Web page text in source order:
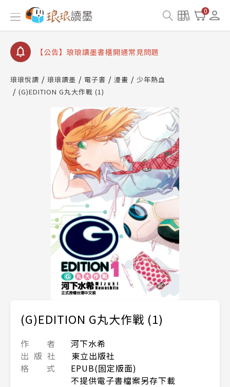
0
【公告】琅琅書店服務升級重要說明及資產合併結果
查詢
【公告】琅琅讀墨數位閱讀資產合併與書櫃開通申請
【公告】琅琅讀墨書櫃開通常見問題
請圖文教學
【公告】琅琅書店服務升級重要說明及資產合併結果
查詢
【公告】琅琅讀墨數位閱讀資產合併與書櫃開通申請
琅琅悅讀 琅琅讀墨 電子書 漫畫
少年熱血
(G)EDITION G丸大作戰 (1)
(G)EDITION G丸大作戰 (1)
作 者
河下水希
出 版 社
東立出版社
格 式
EPUB(固定版面)
不提供電子書檔案另存下載